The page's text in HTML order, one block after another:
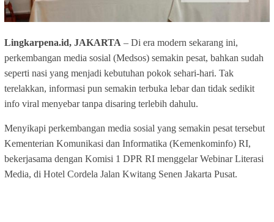
Lingkarpena.id, JAKARTA – Di era modern sekarang ini,
perkembangan media sosial (Medsos) semakin pesat, bahkan sudah
seperti nasi yang menjadi kebutuhan pokok sehari-hari. Tak
terelakkan, informasi pun semakin terbuka lebar dan tidak sedikit
info viral menyebar tanpa disaring terlebih dahulu.
Menyikapi perkembangan media sosial yang semakin pesat tersebut
Kementerian Komunikasi dan Informatika (Kemenkominfo) RI,
bekerjasama dengan Komisi 1 DPR RI menggelar Webinar Literasi
Media, di Hotel Cordela Jalan Kwitang Senen Jakarta Pusat.